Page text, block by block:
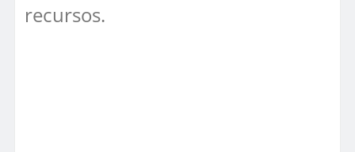
recursos.